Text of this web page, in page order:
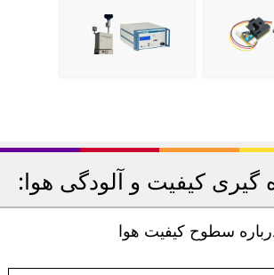
گیری کیفیت و آلودگی هوا:
سطوح کیفیت هوا